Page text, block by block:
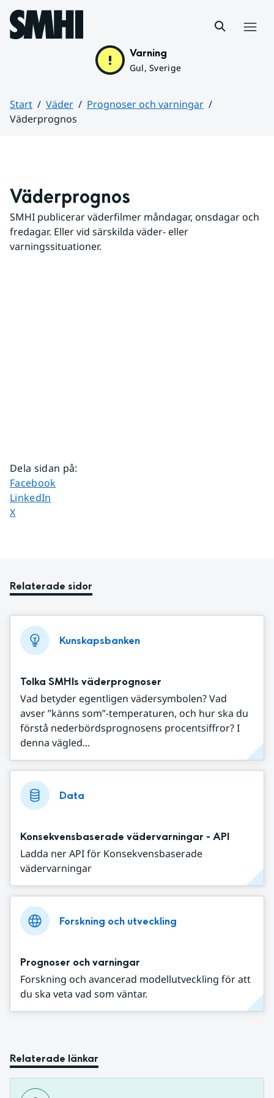
Hoppa till sidans innehåll
Varning
Gul, Sverige
Start Väder
Prognoser och varningar
Väderprognos
Väderprognos
SMHI publicerar väderfilmer måndagar, onsdagar och
fredagar. Eller vid särskilda väder- eller
varningssituationer.
Dela sidan på:
Dela sidan på
Facebook
Dela sidan på
LinkedIn
Dela sidan på
X
Relaterade sidor
Kunskapsbanken
Tolka SMHIs väderprognoser
Vad betyder egentligen vädersymbolen? Vad
avser ”känns som”-temperaturen, och hur ska du
förstå nederbördsprognosens procentsiffror? I
denna vägled...
Data
Konsekvensbaserade vädervarningar - API
Ladda ner API för Konsekvensbaserade
vädervarningar
Forskning och utveckling
Prognoser och varningar
Forskning och avancerad modellutveckling för att
du ska veta vad som väntar.
Relaterade länkar